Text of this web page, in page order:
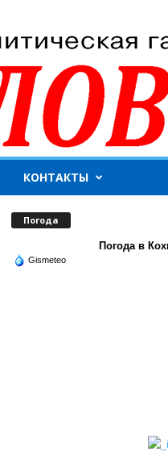
КОНТАКТЫ
Погода
Погода в
Gismeteo